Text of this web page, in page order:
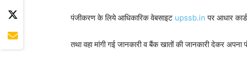
पंजीकरण के लिये आधिकारिक वेबसाइट upssb.in पर आधार
तथा वहा मांगी गई जानकारी व बैंक खातों की जानकारी देकर